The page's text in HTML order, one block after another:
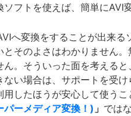
ソフトを使えば、簡単にAVI
へ変換をすることが出来る
とそのよさはわかりません
ん。そういった面を考える
ない場合は、サポートを受
用したほうが安心して使う
パーメディア変換！) 」 では